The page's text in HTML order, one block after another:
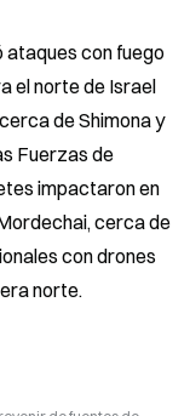
ataques con fuego
el norte de Israel
de Shimona y
Fuerzas de
impactaron en
cerca de
con drones
norte.